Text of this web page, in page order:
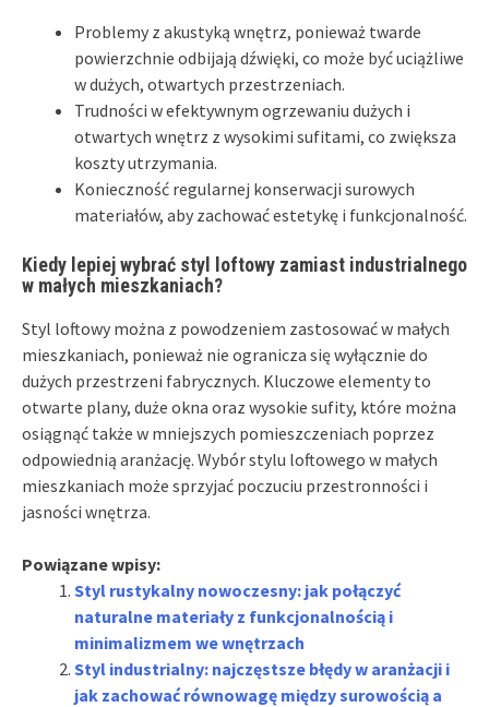
Problemy z akustyką wnętrz, ponieważ twarde
powierzchnie odbijają dźwięki, co może być uciążliwe
w dużych, otwartych przestrzeniach.
Trudności w efektywnym ogrzewaniu dużych i
otwartych wnętrz z wysokimi sufitami, co zwiększa
koszty utrzymania.
Konieczność regularnej konserwacji surowych
materiałów, aby zachować estetykę i funkcjonalność.
Kiedy lepiej wybrać styl loftowy zamiast industrialnego
w małych mieszkaniach?
Styl loftowy można z powodzeniem zastosować w małych
mieszkaniach, ponieważ nie ogranicza się wyłącznie do
dużych przestrzeni fabrycznych. Kluczowe elementy to
otwarte plany, duże okna oraz wysokie sufity, które można
osiągnąć także w mniejszych pomieszczeniach poprzez
odpowiednią aranżację. Wybór stylu loftowego w małych
mieszkaniach może sprzyjać poczuciu przestronności i
jasności wnętrza.
Powiązane wpisy:
Styl rustykalny nowoczesny: jak połączyć
naturalne materiały z funkcjonalnością i
minimalizmem we wnętrzach
Styl industrialny: najczęstsze błędy w aranżacji i
jak zachować równowagę między surowością a